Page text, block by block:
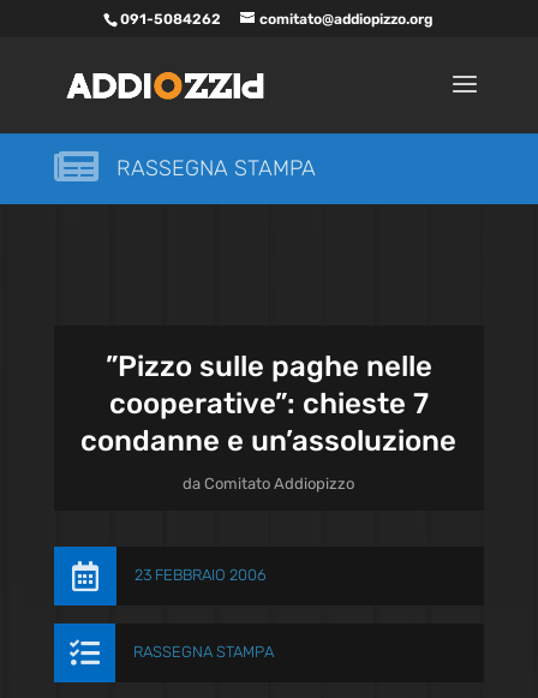
091-5084262 comitato@addiopizzo.org
 RASSEGNA STAMPA
”Pizzo sulle paghe nelle
cooperative”: chieste 7
condanne e un’assoluzione
daComitato Addiopizzo
 23 FEBBRAIO 2006
 RASSEGNA STAMPA